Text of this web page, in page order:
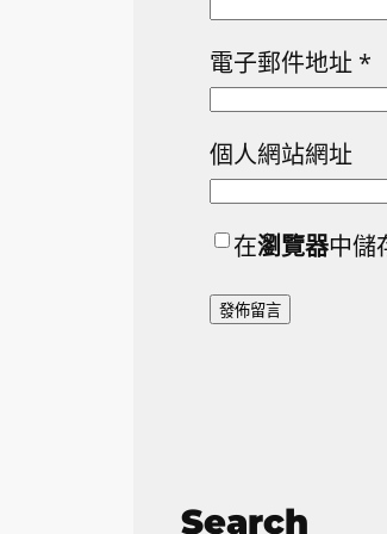
電子郵件地址 *
個人網站網址
在瀏覽器中儲
Search